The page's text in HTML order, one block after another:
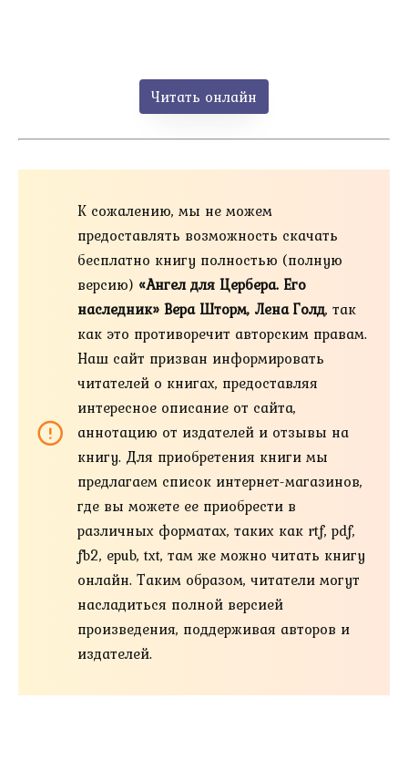
Читать онлайн
К сожалению, мы не можем
предоставлять возможность скачать
бесплатно книгу полностью (полную
версию) «Ангел для Цербера. Его
наследник» Вера Шторм, Лена Голд, так
как это противоречит авторским правам.
Наш сайт призван информировать
читателей о книгах, предоставляя
интересное описание от сайта,
аннотацию от издателей и отзывы на
книгу. Для приобретения книги мы
предлагаем список интернет-магазинов,
где вы можете ее приобрести в
различных форматах, таких как rtf, pdf,
fb2, epub, txt, там же можно читать книгу
онлайн. Таким образом, читатели могут
насладиться полной версией
произведения, поддерживая авторов и
издателей.